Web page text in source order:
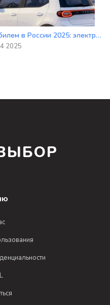
Стоимость владения электромобилем в России 2025: электричество, сервис и страховка
2025